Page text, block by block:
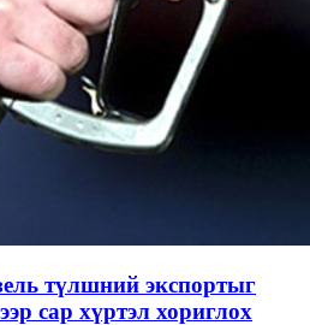
түлшний экспортыг
сар хүртэл хориглох